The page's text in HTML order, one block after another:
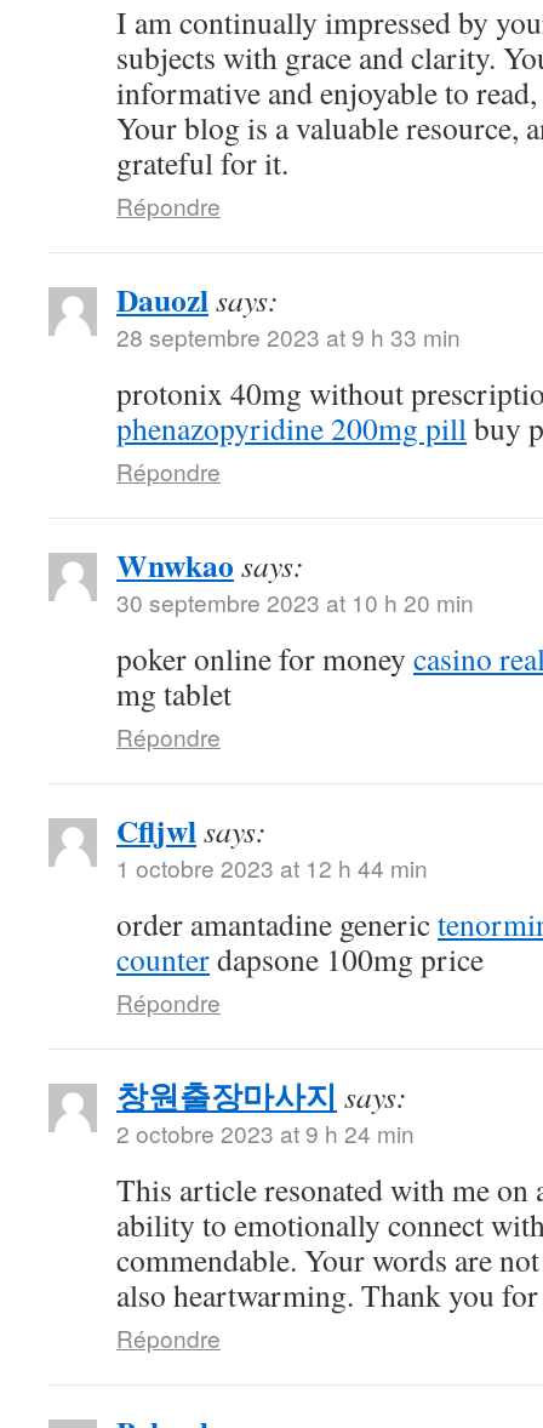
I am continually impressed by
subjects with grace and clarity.
informative and enjoyable to
Your blog is a valuable resource,
grateful for it.
Répondre
Dauozlsays:
28 septembre 2023 at 9 h 33 min
protonix 40mg without
phenazopyridine 200mg pillbuy
Répondre
Wnwkao says:
30 septembre 2023 at 10 h 20 min
poker online for money casino
mg tablet
Répondre
Cfljwlsays:
1 octobre 2023 at 12 h 44 min
order amantadine generic
counterdapsone 100mg price
Répondre
창원출장마사지 says:
2 octobre 2023 at 9 h 24 min
This article resonated with me on
ability to emotionally connect
commendable. Your words are
also heartwarming. Thank you
Répondre